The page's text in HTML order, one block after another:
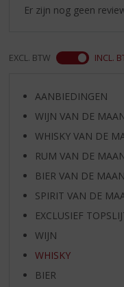
Er zijn nog geen
EXCL. BTW INCL.
AANBIEDINGEN
WIJN VAN DE
WHISKY VAN DE
RUM VAN DE
BIER VAN DE
SPIRIT VAN DE
EXCLUSIEF
WIJN
WHISKY
BIER